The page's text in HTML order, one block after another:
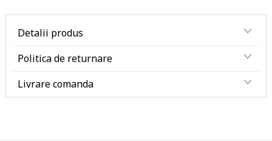
Detalii produs
Politica de returnare
Livrare comanda